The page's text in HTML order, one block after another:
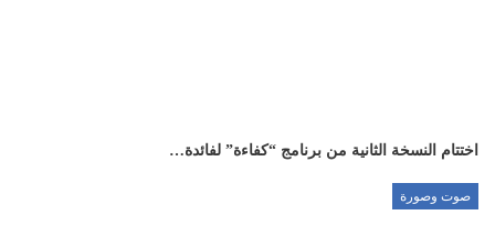
اختتام النسخة الثانية من برنامج “كفاءة” لفائدة…
صوت وصورة